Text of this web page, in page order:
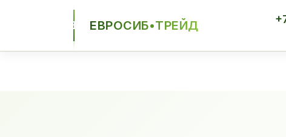
ЕСТ ЕВРОСИБ•ТРЕЙД